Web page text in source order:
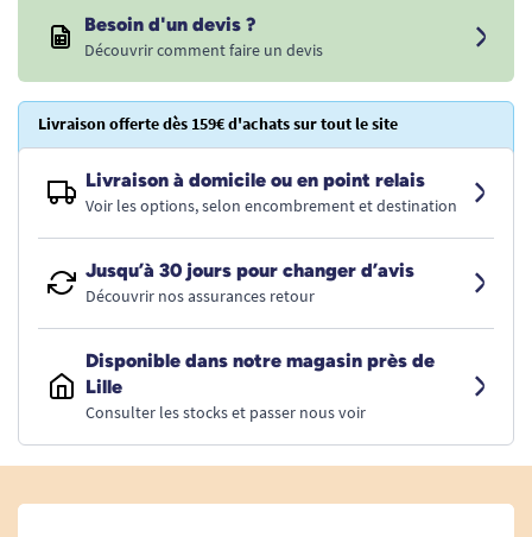
Besoin d'un devis ?
Découvrir comment faire un devis
Livraison offerte dès 159€ d'achats sur tout le site
Livraison à domicile ou en point relais
Voir les options, selon encombrement et destination
Jusqu’à 30 jours pour changer d’avis
Découvrir nos assurances retour
Disponible dans notre magasin près de
Lille
Consulter les stocks et passer nous voir